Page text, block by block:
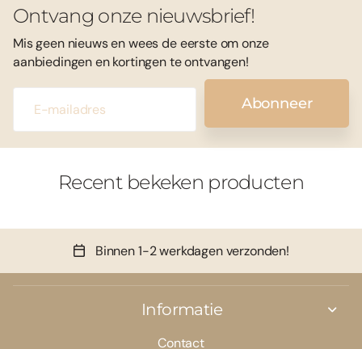
Ontvang onze nieuwsbrief!
Mis geen nieuws en wees de eerste om onze
aanbiedingen en kortingen te ontvangen!
Abonneer
Recent bekeken producten
Binnen 1-2 werkdagen verzonden!
Informatie
Contact